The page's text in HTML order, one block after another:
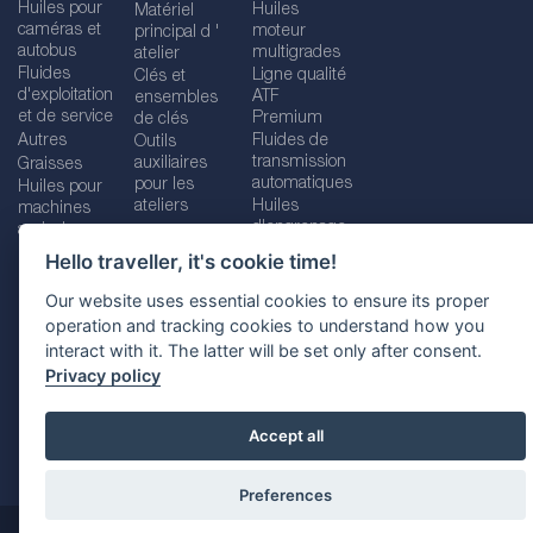
Hello traveller, it's cookie time!
Our website uses essential cookies to ensure its proper
operation and tracking cookies to understand how you
interact with it. The latter will be set only after consent.
Privacy policy
Accept all
Preferences
Huiles pour
caméras et
autobus
Fluides
d'exploitation
et de service
Autres
Graisses
Huiles pour
machines
agricoles
Matériel
principal d '
atelier
Clés et
ensembles
de clés
Outils
auxiliaires
pour les
ateliers
Huiles
moteur
multigrades
Ligne qualité
ATF
Premium
Fluides de
transmission
automatiques
Huiles
d'engrenage
Imprint Legal disclaimer Privacy policy
Cookies policy Location selector